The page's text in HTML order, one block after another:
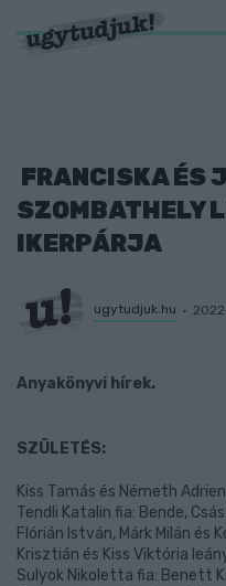
FRANCISKA ÉS
SZOMBATHELY
IKERPÁRJA
ugytudjuk.hu
Anyakönyvi hírek.
SZÜLETÉS:
Kiss Tamás és Németh
Tendli Katalin fia: Bende,
Flórián István, Márk Milán és
Krisztián és Kiss Viktória
Sulyok Nikoletta fia: Benett